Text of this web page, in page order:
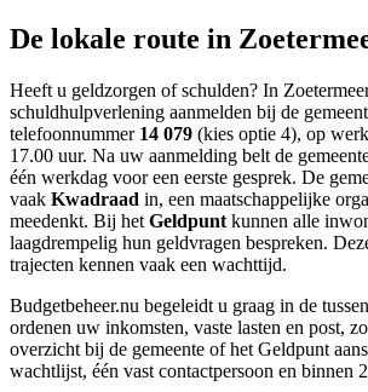
De lokale route in
Heeft u geldzorgen of schulden? In
schuldhulpverlening aanmelden bij de
telefoonnummer 14 079 (kies optie 4), op
17.00 uur. Na uw aanmelding belt de
één werkdag voor een eerste gesprek. De
vaak Kwadraad in, een maatschappelijke
meedenkt. Bij het Geldpunt kunnen alle
laagdrempelig hun geldvragen bespreken.
trajecten kennen vaak een wachttijd.
Budgetbeheer.nu begeleidt u graag in de
ordenen uw inkomsten, vaste lasten en post,
overzicht bij de gemeente of het Geldpunt
wachtlijst, één vast contactpersoon en binnen